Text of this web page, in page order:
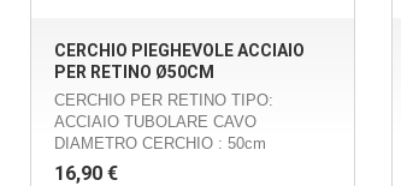
CERCHIO PIEGHEVOLE ACCIAIO
PER RETINO Ø50CM
CERCHIO PER RETINO TIPO:
ACCIAIO TUBOLARE CAVO
DIAMETRO CERCHIO : 50cm
16,90 €